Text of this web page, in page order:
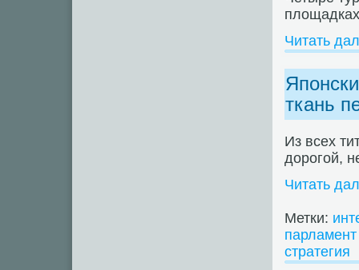
Читать
ткань
Из всех
дорогой,
Читать
Метки:
парламент
стратегия